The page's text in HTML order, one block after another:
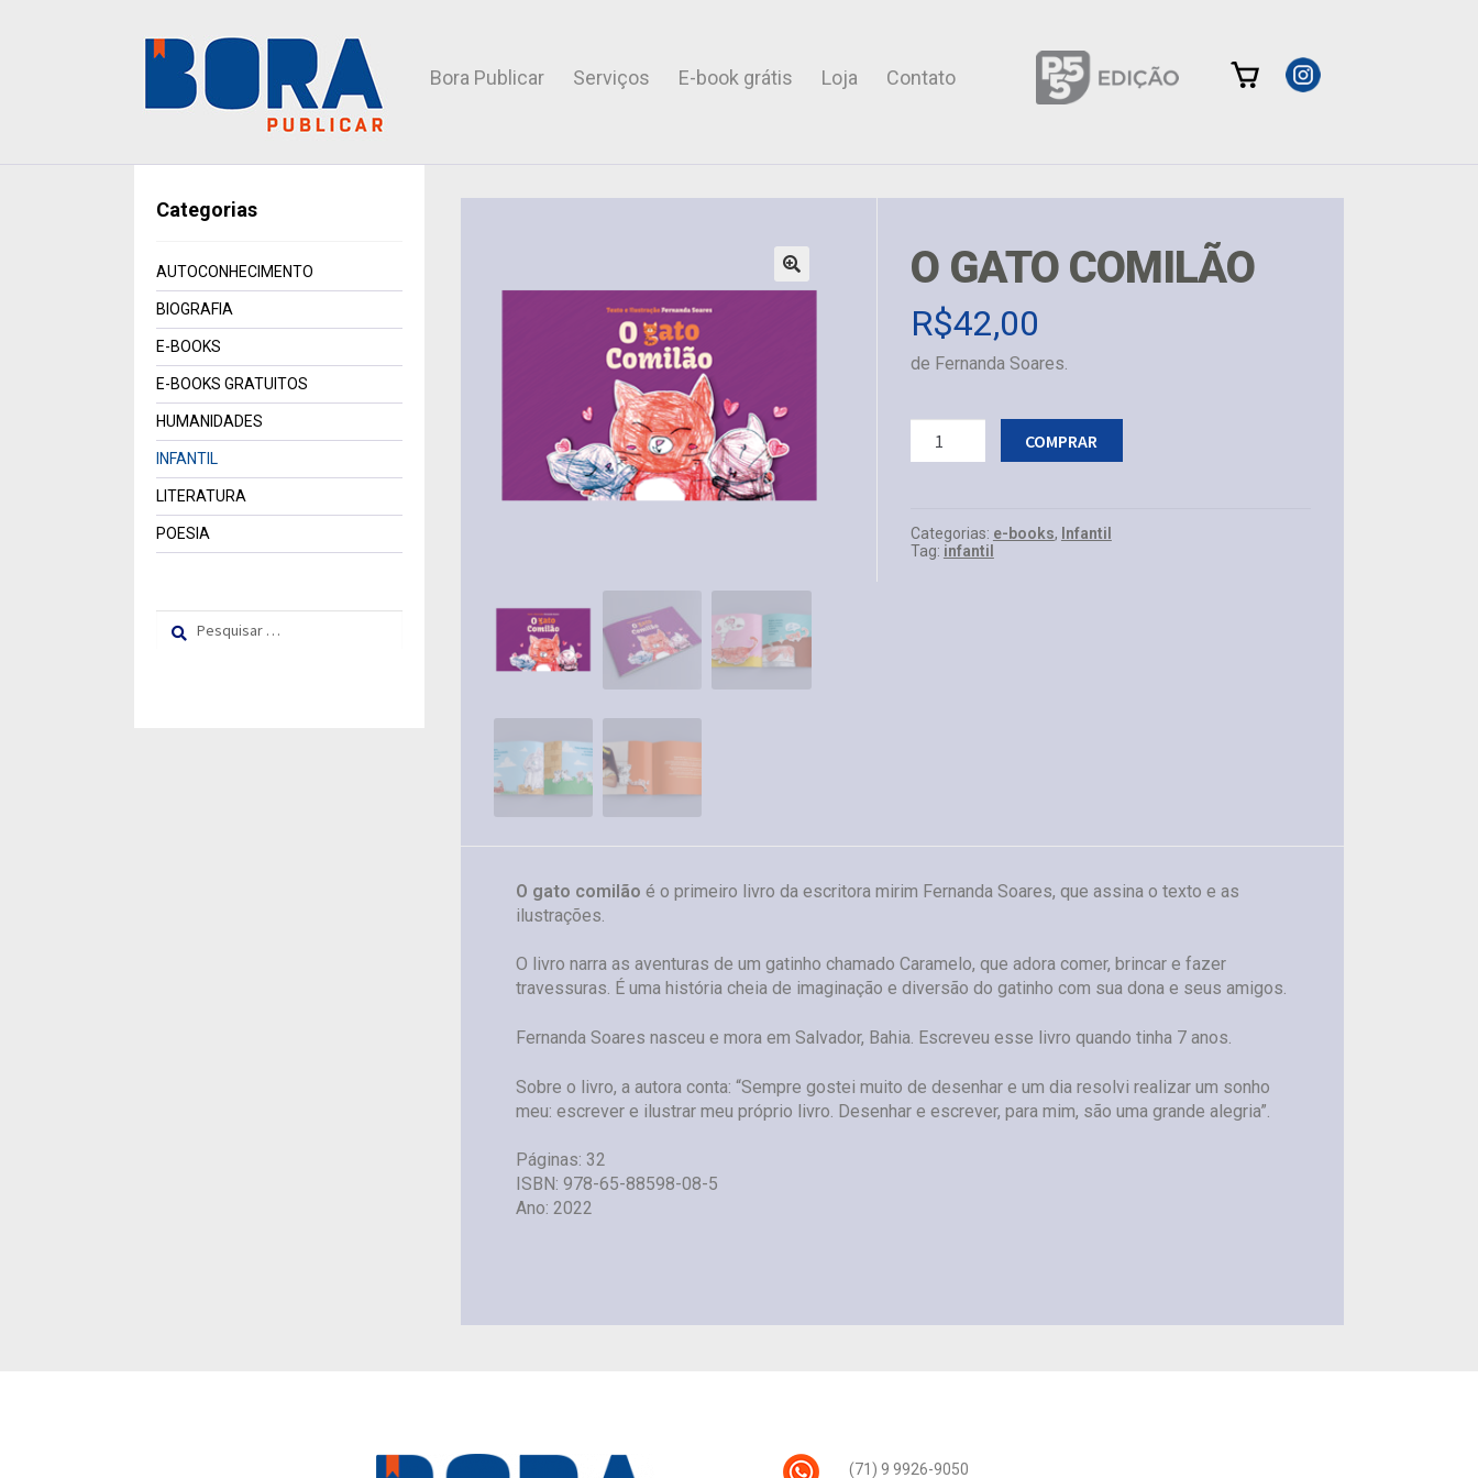
Bora Publicar Serviços E-book grátis Loja Contato
O GATO COMILÃO
R$42,00
de Fernanda Soares.
gato
COMPRAR
Categorias: e-books, Infantil
Tag: infantil
O gato comilão é o primeiro livro da escritora mirim Fernanda Soares, que assina o texto e as
ilustrações.
O livro narra as aventuras de um gatinho chamado Caramelo, que adora comer, brincar e fazer
travessuras. É uma história cheia de imaginação e diversão do gatinho com sua dona e seus amigos.
Fernanda Soares nasceu e mora em Salvador, Bahia. Escreveu esse livro quando tinha 7 anos.
Sobre o livro, a autora conta: “Sempre gostei muito de desenhar e um dia resolvi realizar um sonho
meu: escrever e ilustrar meu próprio livro. Desenhar e escrever, para mim, são uma grande alegria”.
Páginas: 32
ISBN: 978-65-88598-08-5
Ano: 2022
Categorias
AUTOCONHECIMENTO
BIOGRAFIA
E-BOOKS
E-BOOKS GRATUITOS
HUMANIDADES
INFANTIL
LITERATURA
POESIA
por:
(71) 9 9926-9050